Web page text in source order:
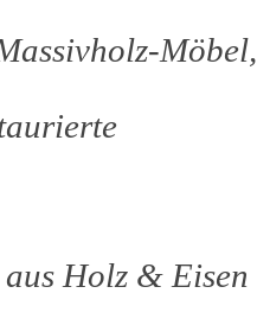
Möbel,
Holz & Eisen